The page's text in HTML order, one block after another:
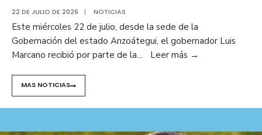
22 DE JULIO DE 2026 | NOTICIAS
Este miércoles 22 de julio, desde la sede de la
Gobernación del estado Anzoátegui, el gobernador Luis
Marcano recibió por parte de la... Leer más →
MAS NOTICIAS